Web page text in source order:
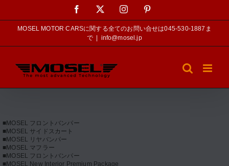
content
Facebook Instagram
MOSEL MOTOR CARSに関する全てのお問い合せは045-530-1887ま
で
info@mosel.jp
■MOSEL フロントバンパー
■MOSEL サイドスカート
■MOSEL リヤバンパー
■MOSEL マフラー
■MOSEL フロントバンパー
■MOSEL New Interior Premium Package